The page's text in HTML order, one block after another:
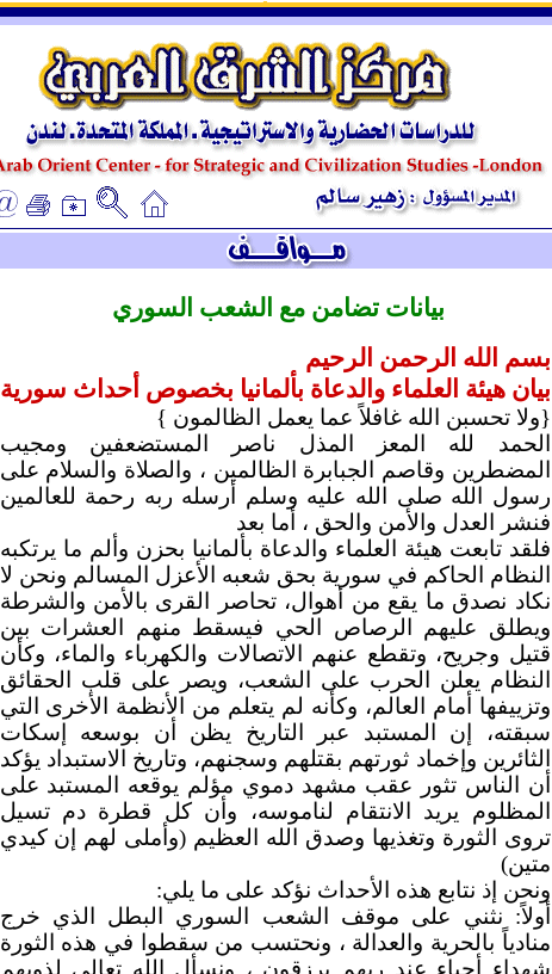
ـ
ـ
بيانات تضامن مع الشعب السوري
بسم الله الرحمن الرحيم
بيان هيئة العلماء والدعاة بألمانيا بخصوص أحداث سورية
{ولا تحسبن الله غافلاً عما يعمل الظالمون }
الحمد لله المعز المذل ناصر المستضعفين ومجيب
المضطرين وقاصم الجبابرة الظالمين ، والصلاة والسلام على
رسول الله صلى الله عليه وسلم أرسله ربه رحمة للعالمين
فنشر العدل والأمن والحق ، أما بعد
فلقد تابعت هيئة العلماء والدعاة بألمانيا بحزن وألم ما يرتكبه
النظام الحاكم في سورية بحق شعبه الأعزل المسالم ونحن لا
نكاد نصدق ما يقع من أهوال، تحاصر القرى بالأمن والشرطة
ويطلق عليهم الرصاص الحي فيسقط منهم العشرات بين
قتيل وجريح، وتقطع عنهم الاتصالات والكهرباء والماء، وكأن
النظام يعلن الحرب على الشعب، ويصر على قلب الحقائق
وتزييفها أمام العالم، وكأنه لم يتعلم من الأنظمة الأخرى التي
سبقته، إن المستبد عبر التاريخ يظن أن بوسعه إسكات
الثائرين وإخماد ثورتهم بقتلهم وسجنهم، وتاريخ الاستبداد يؤكد
أن الناس تثور عقب مشهد دموي مؤلم يوقعه المستبد على
المظلوم يريد الانتقام لناموسه، وأن كل قطرة دم تسيل
تروى الثورة وتغذيها وصدق الله العظيم (وأملى لهم إن كيدي
متين)
ونحن إذ نتابع هذه الأحداث نؤكد على ما يلي:
أولاً: نثني على موقف الشعب السوري البطل الذي خرج
منادياً بالحرية والعدالة ، ونحتسب من سقطوا في هذه الثورة
شهداء أحياء عند ربهم يرزقون ، ونسأل الله تعالى لذويهم